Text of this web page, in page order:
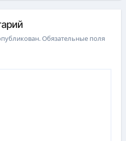
Обязательные поля